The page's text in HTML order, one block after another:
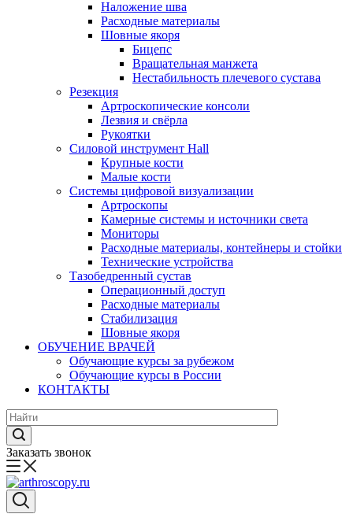
Наложение шва
Расходные материалы
Шовные якоря
Бицепс
Вращательная манжета
Нестабильность плечевого сустава
Резекция
Артроскопические консоли
Лезвия и свёрла
Рукоятки
Силовой инструмент Hall
Крупные кости
Малые кости
Системы цифровой визуализации
Артроскопы
Камерные системы и источники света
Мониторы
Расходные материалы, контейнеры и стойки
Технические устройства
Тазобедренный сустав
Операционный доступ
Расходные материалы
Стабилизация
Шовные якоря
ОБУЧЕНИЕ ВРАЧЕЙ
Обучающие курсы за рубежом
Обучающие курсы в России
КОНТАКТЫ
Заказать звонок